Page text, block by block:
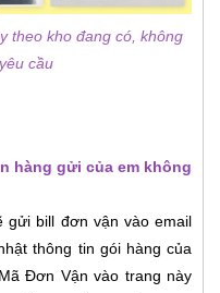
theo kho đang có, không
cầu
hàng gửi của em không
gửi bill đơn vận vào email
thông tin gói hàng của
Đơn Vận vào trang này